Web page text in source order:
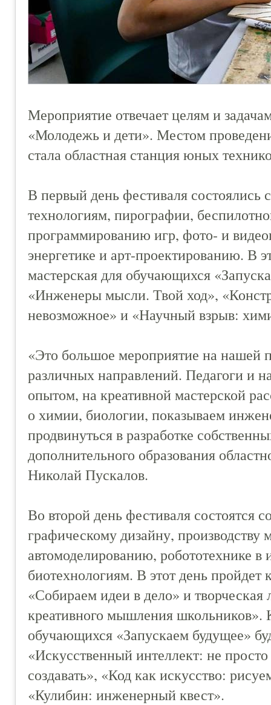
Мероприятие отвечает целям и
«Молодежь и дети». Местом
стала областная станция юных
В первый день фестиваля состоялись
технологиям, пирографии,
программированию игр, фото- и
энергетике и арт-проектированию. В
мастерская для обучающихся
«Инженеры мысли. Твой ход»,
невозможное» и «Научный взрыв:
«Это большое мероприятие на нашей
различных направлений. Педагоги и
опытом, на креативной мастерской
о химии, биологии, показываем
продвинуться в разработке
дополнительного образования
Николай Пускалов.
Во второй день фестиваля состоятся
графическому дизайну, производству
автомоделированию, робототехнике
биотехнологиям. В этот день пройдет
«Собираем идеи в дело» и творческая
креативного мышления школьников».
обучающихся «Запускаем будущее»
«Искусственный интеллект: не
создавать», «Код как искусство:
«Кулибин: инженерный квест».